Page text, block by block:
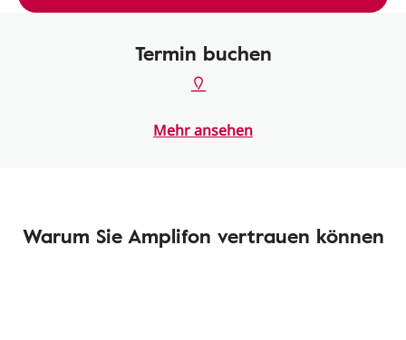
Termin buchen
Mehr ansehen
Warum Sie Amplifon vertrauen können